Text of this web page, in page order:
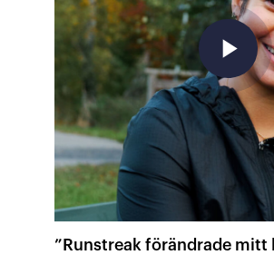
play_arrow
”Runstreak förändrade mitt